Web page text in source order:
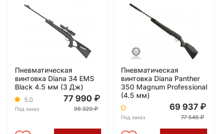
Пневматическая
винтовка Diana 34 EMS
Black 4.5 мм (3 Дж)
5.0
Под заказ
77 990
96 320
Пневматическая
винтовка Diana Panther
350 Magnum Professional
(4.5 мм)
Под заказ
69 937
77 546